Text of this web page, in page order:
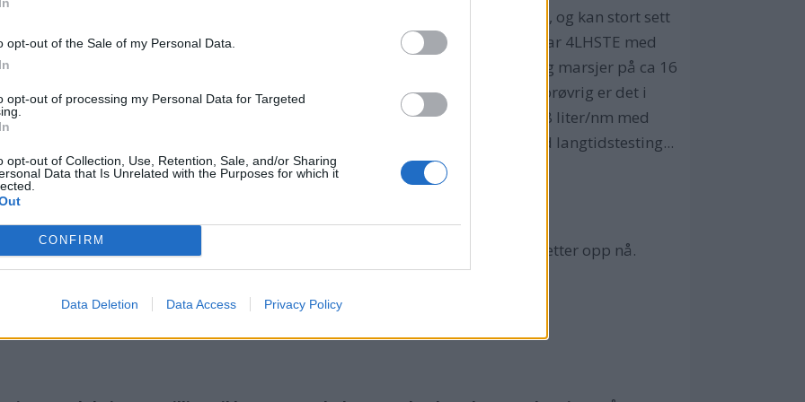
opt-out of the Sale of my Personal Data.
opt-out of processing my Personal Data for Targeted
opt-out of Collection, Use, Retention, Sale, and/or Sharing
Data that Is Unrelated with the Purposes for which it
CONFIRM
Data Deletion Data Access Privacy Policy
nr 11/november 2000. Jeg har erfaring med Saga 29 gjennom en sesong, og kan stort sett
bør nevnes at båten oppfører seg fremragende i tung sjø. Selv har jeg Yamnar 4LHSTE med
til båten. Denne installasjonen gir en toppfart på 22 - 24 knop, og marsjer på ca 16
som etter min erfaring er idealfart. (Understreker at skroget er helt nytt). Forøvrig er det i
12 knop....Nøyaktig måling av forbruk over ca 1.500 nm ga et snitt på ca 1,8 liter/nm med
andres erfaringer, også med andre båter. Vi eiere driver jo tross alt med langtidstesting...
en annonse for Drevhetten. Der var e-mailadressen litt mangelfull, noe vi retter opp nå.